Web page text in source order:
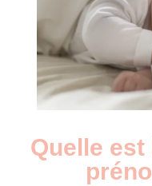
Quelle
Année
Nouveaux-
nés